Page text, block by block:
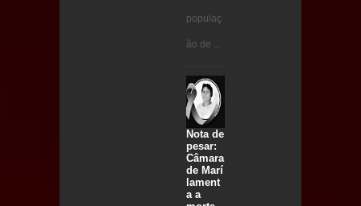
populaç
ão de ...
Nota de
pesar:
Câmara
de Marí
lament
a a